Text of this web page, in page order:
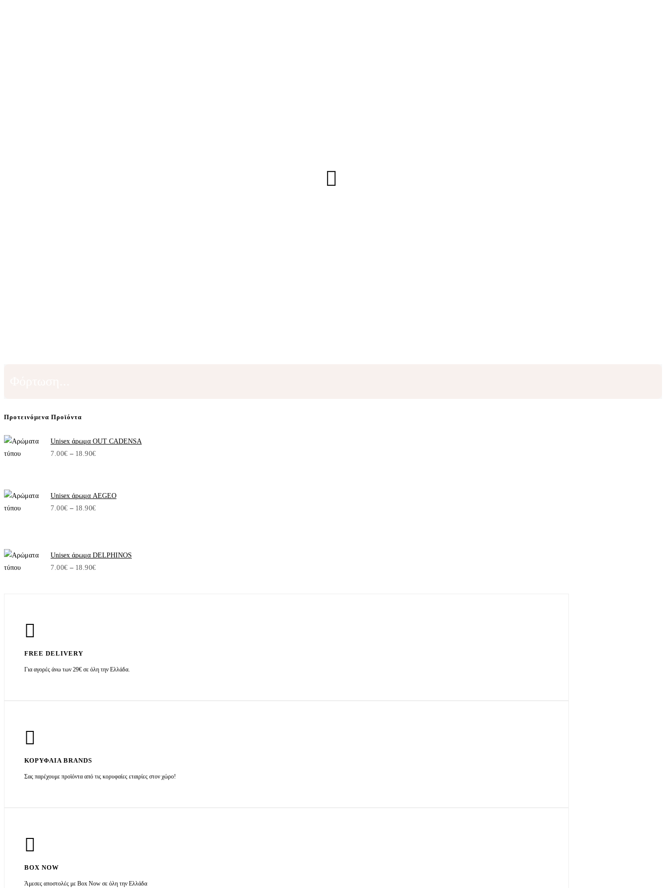
Προτεινόμενα Προϊόντα
Unisex άρωμα OUT CADENSA
7.00€ – 18.90€Price
Unisex άρωμα AEGEO
7.00€ – 18.90€Price
18.90€
Unisex άρωμα DELPHINOS
7.00€ – 18.90€Price
FREE DELIVERY
Για αγορές άνω των 29€ σε όλη την Ελλάδα.
ΚΟΡΥΦΑΙΑ BRANDS
Σας παρέχουμε προϊόντα από τις κορυφαίες εταιρίες στον χώρο!
BOX NOW
Άμεσες αποστολές με Box Now σε όλη την Ελλάδα